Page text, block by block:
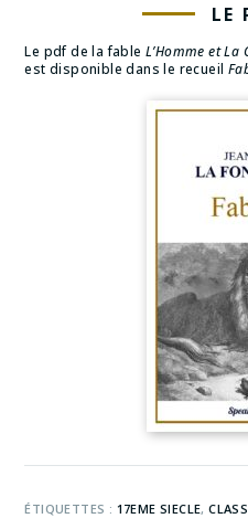
LE
Le pdf de la fableL’Homme et La
est disponible dans le recueil
ÉTIQUETTES : 17EME SIECLE,